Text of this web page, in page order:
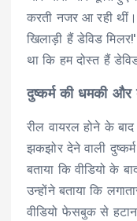
करती नजर आ रही थीं।
खिलाड़ी हैं डेविड
था कि हम दोस्त हैं
दुष्कर्म की धमकी और
रील वायरल होने के बाद
झकझोर देने वाली
बताया कि वीडियो के
उन्होंने बताया कि
वीडियो फेसबुक से